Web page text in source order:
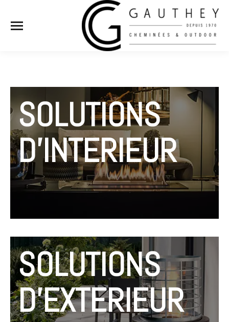
SOLUTIONS
D'INTERIEUR
SOLUTIONS
D'EXTERIEUR